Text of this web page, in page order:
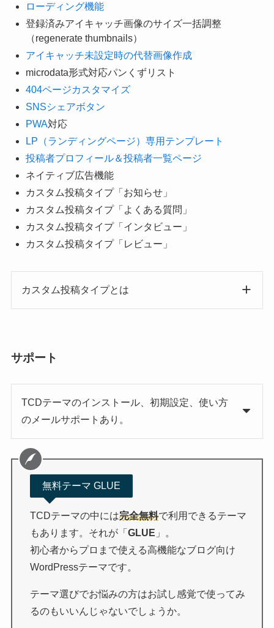
ローディング機能
登録済みアイキャッチ画像のサイズ一括調整
（regenerate thumbnails）
アイキャッチ未設定時の代替画像作成
microdata形式対応パンくずリスト
404ページカスタマイズ
SNSシェアボタン
PWA対応
LP（ランディングページ）専用テンプレート
投稿者プロフィール＆投稿者一覧ページ
ネイティブ広告機能
カスタム投稿タイプ「お知らせ」
カスタム投稿タイプ「よくある質問」
カスタム投稿タイプ「インタビュー」
カスタム投稿タイプ「レビュー」
カスタム投稿タイプとは
サポート
TCDテーマのインストール、初期設定、使い方
のメールサポートあり。
無料テーマ GLUE
TCDテーマの中には完全無料で利用できるテーマ
もあります。それが「 GLUE 」。
初心者からプロまで使える高機能なブログ向け
WordPressテーマです。
テーマ選びでお悩みの方はお試し感覚で使ってみ
るのもいいんじゃないでしょうか。